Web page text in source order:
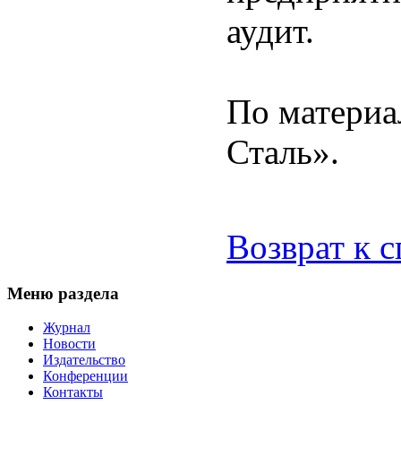
аудит.
По
Сталь».
Возврат к
Меню раздела
Журнал
Новости
Издательство
Конференции
Контакты